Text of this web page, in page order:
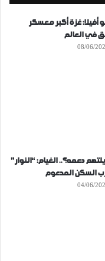
أفيلا: غزة أكبر معسكر
في العالم
08/06/
دعمه؟.. الغيام: “النوار”
السكن المدعوم
04/06/